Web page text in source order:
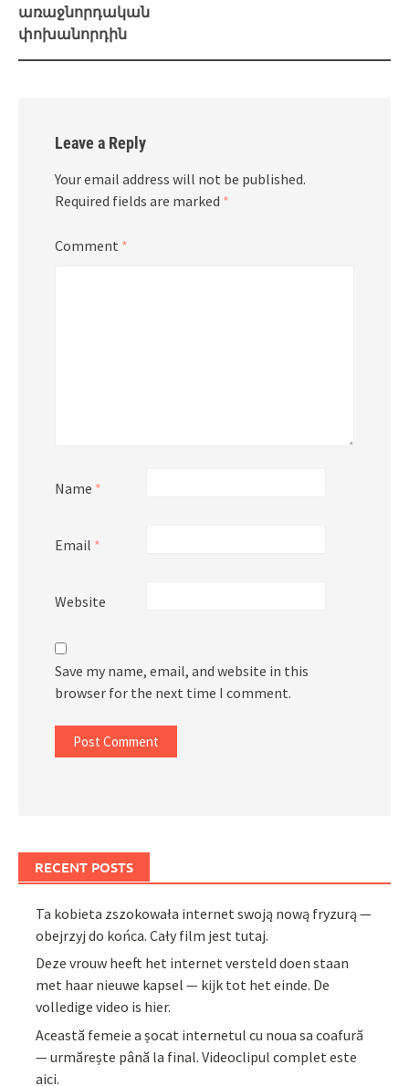
առաջնորդական
փոխանորդին
Leave a Reply
Your email address will not be published.
Required fields are marked *
Comment *
Name *
Email *
Website
Save my name, email, and website in this
browser for the next time I comment.
RECENT POSTS
Ta kobieta zszokowała internet swoją nową fryzurą —
obejrzyj do końca. Cały film jest tutaj.
Deze vrouw heeft het internet versteld doen staan
met haar nieuwe kapsel — kijk tot het einde. De
volledige video is hier.
Această femeie a șocat internetul cu noua sa coafură
— urmărește până la final. Videoclipul complet este
aici.